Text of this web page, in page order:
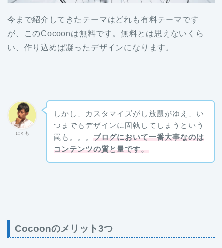
今まで紹介してきたテーマはどれも有料テーマです
が、このCocoonは無料です。無料とは思えないくら
い、作り込めば凝ったデザインになります。
にゃも
しかし、カスタマイズがし放題がゆえ、い
つまでもデザインに固執してしまうという
罠も。。。 ブログにおいて一番大事なのは
コンテンツの質と量です。
Cocoonのメリット3つ